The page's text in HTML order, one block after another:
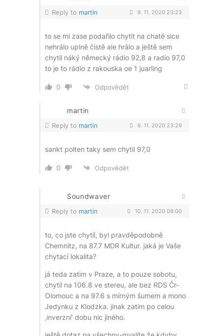
Reply to martin 9. 11. 2020 23:23
to se mi zase podařilo chytit na chatě sice
nehrálo uplně čistě ale hrálo a ještě sem
chytil náký německý rádio 92,8 a radio 97,0
to je to rádio z rakouska oe 1 juarling
0 Odpovědět
martin
Reply to martin 9. 11. 2020 23:29
sankt polten taky sem chytil 97,0
0 Odpovědět
Soundwaver
Reply to martin 10. 11. 2020 08:00
to, co jste chytíl, byl pravděpodobně
Chemnitz, na 87.7 MDR Kultur. jaká je Vaše
chytací lokalita?
já teda zatim v Praze, a to pouze sobotu,
chytil na 106.8 ve stereu, ale bez RDS Čr-
Olomouc a na 97.6 s mírným šumem a mono
Jedynku z Klodzka. jinak zatim po celou
‚inverzní‘ dobu nic jiného.